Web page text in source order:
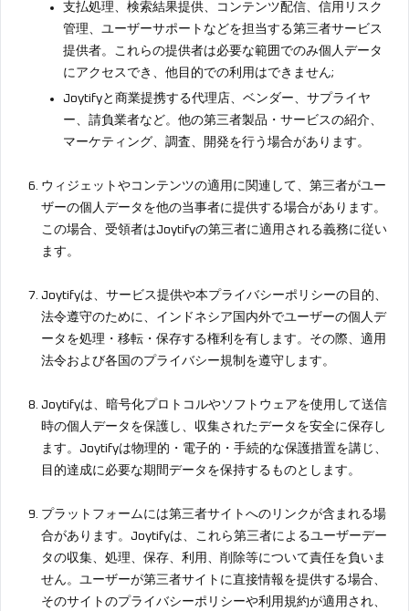
支払処理、検索結果提供、コンテンツ配信、信用リスク
管理、ユーザーサポートなどを担当する第三者サービス
提供者。これらの提供者は必要な範囲でのみ個人データ
にアクセスでき、他目的での利用はできません;
Joytifyと商業提携する代理店、ベンダー、サプライヤ
ー、請負業者など。他の第三者製品・サービスの紹介、
マーケティング、調査、開発を行う場合があります。
ウィジェットやコンテンツの適用に関連して、第三者がユー
ザーの個人データを他の当事者に提供する場合があります。
この場合、受領者はJoytifyの第三者に適用される義務に従い
ます。
Joytifyは、サービス提供や本プライバシーポリシーの目的、
法令遵守のために、インドネシア国内外でユーザーの個人デ
ータを処理・移転・保存する権利を有します。その際、適用
法令および各国のプライバシー規制を遵守します。
Joytifyは、暗号化プロトコルやソフトウェアを使用して送信
時の個人データを保護し、収集されたデータを安全に保存し
ます。Joytifyは物理的・電子的・手続的な保護措置を講じ、
目的達成に必要な期間データを保持するものとします。
プラットフォームには第三者サイトへのリンクが含まれる場
合があります。Joytifyは、これら第三者によるユーザーデー
タの収集、処理、保存、利用、削除等について責任を負いま
せん。ユーザーが第三者サイトに直接情報を提供する場合、
そのサイトのプライバシーポリシーや利用規約が適用され、